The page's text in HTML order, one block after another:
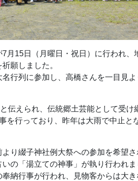
月15日（月曜日・祝日）に行われ
願しました。
行列に参加し、高橋さんを一目見
伝えられ、伝統郷土芸能として受
を行っており、昨年は大雨で中止と
り綴子神社例大祭への参加を希望さ
の「湯立ての神事」が執り行われ
納行事が行われ、見物客からは大き